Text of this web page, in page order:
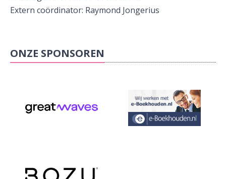
​Extern coördinator: Raymond Jongerius
ONZE SPONSOREN